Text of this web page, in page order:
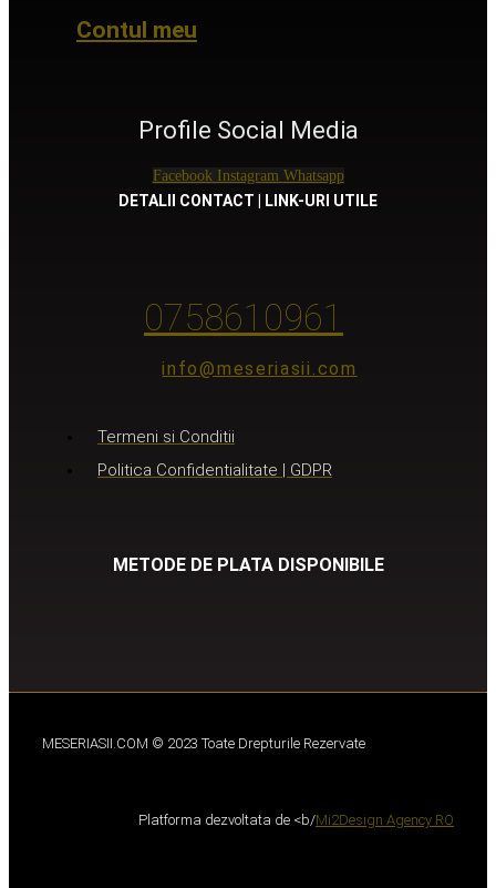
Contul meu
Profile Social Media
Facebook Instagram Whatsapp
DETALII CONTACT | LINK-URI UTILE
0758610961
info@meseriasii.com
Termeni si Conditii
Politica Confidentialitate | GDPR
METODE DE PLATA DISPONIBILE
MESERIASII.COM © 2023 Toate Drepturile Rezervate
Platforma dezvoltata de <b/Mi2Design Agency RO